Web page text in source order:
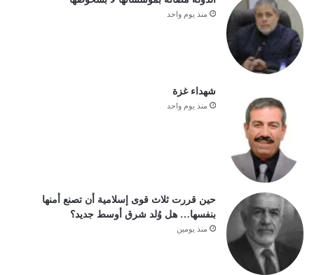
منذ يوم واحد
شهداء غزة
منذ يوم واحد
حين قررت ثلاث قوى إسلامية أن تصنع أمنها
بنفسها… هل وُلد شرق أوسط جديد؟
منذ يومين